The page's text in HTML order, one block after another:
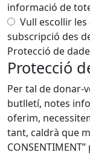
informació de
Vull escollir
subscripció des
Protecció de
Protecció
Per tal de donar-
butlletí, notes
oferim,
tant, caldrà que